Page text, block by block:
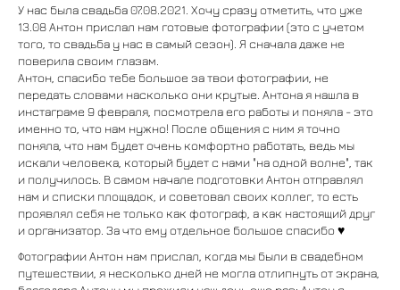
У нас была свадьба 07.08.2021. Хочу сразу отметить, что уже
13.08 Антон прислал нам готовые фотографии (это с учетом
того, то свадьба у нас в самый сезон). Я сначала даже не
поверила своим глазам.
Антон, спасибо тебе большое за твои фотографии, не
передать словами насколько они крутые. Антона я нашла в
инстаграме 9 февраля, посмотрела его работы и поняла - это
именно то, что нам нужно! После общения с ним я точно
поняла, что нам будет очень комфортно работать, ведь мы
искали человека, который будет с нами "на одной волне", так
и получилось. В самом начале подготовки Антон отправлял
нам и списки площадок, и советовал своих коллег, то есть
проявлял себя не только как фотограф, а как настоящий друг
и организатор. За что ему отдельное большое спасибо ♥️
Фотографии Антон нам прислал, когда мы были в свадебном
путешествии, я несколько дней не могла отлипнуть от экрана,